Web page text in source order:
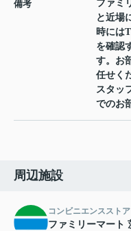
備考
ファミ
と近場
時には
を確認
す。お
任せく
スタッ
でのお
周辺施設
コンビニエンスストア
ファミリーマート